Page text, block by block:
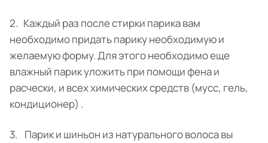
2. Каждый раз после стирки парика вам
необходимо придать парику необходимую и
желаемую форму. Для этого необходимо еще
влажный парик уложить при помощи фена и
расчески, и всех химических средств (мусс, гель,
кондиционер) .
3. Парик и шиньон из натурального волоса вы